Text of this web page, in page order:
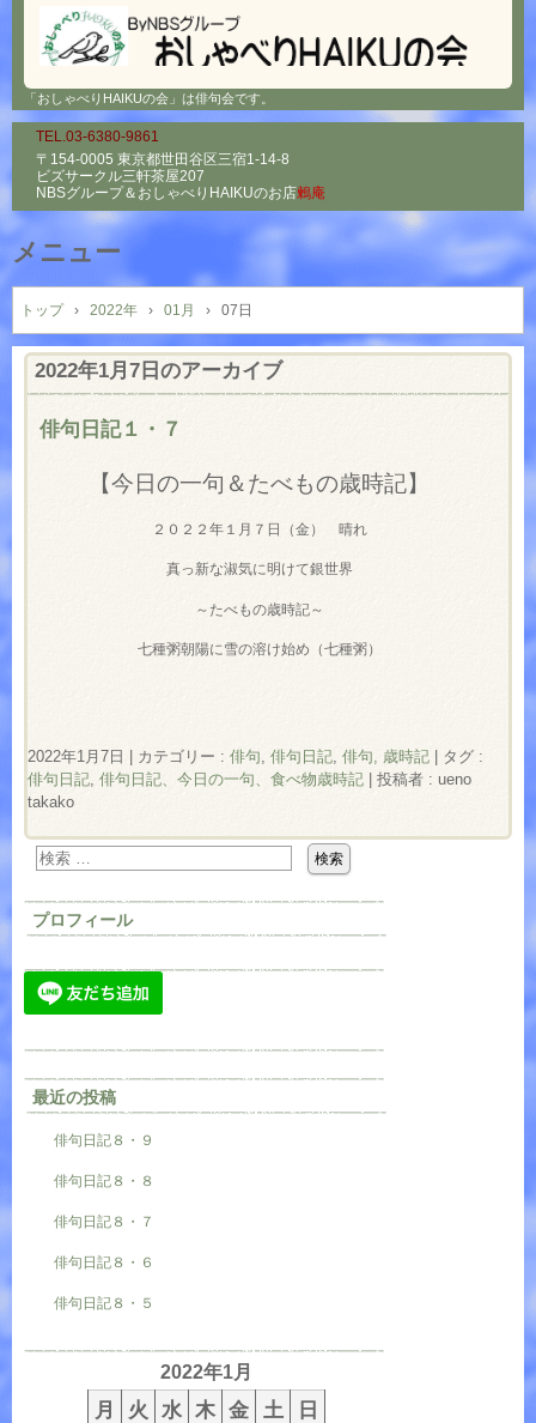
「おしゃべりHAIKUの会」は俳句会です。
TEL.03-6380-9861
〒154-0005 東京都世田谷区三宿1-14-8
ビズサークル三軒茶屋207
NBSグループ＆ おしゃべりHAIKUのお店鶫庵
メニュー
コ
ン
テ
ン
トップ › 2022年 › 01月 › 07日
2022年1月7日 のアーカイブ
俳句日記１・７
【今日の一句＆たべもの歳時記】
２０２２年１月７日（金） 晴れ
真っ新な淑気に明けて銀世界
～たべもの歳時記～
七種粥朝陽に雪の溶け始め（七種粥）
2022年1月7日 カテゴリー : 俳句 俳句日記 俳句, 歳時記
タグ :
俳句日記 俳句日記、今日の一句、食べ物歳時記
投稿者 : ueno
takako
プロフィール
最近の投稿
俳句日記８・９
俳句日記８・８
俳句日記８・７
俳句日記８・６
俳句日記８・５
2022年1月
月 火 水 木 金 土
日